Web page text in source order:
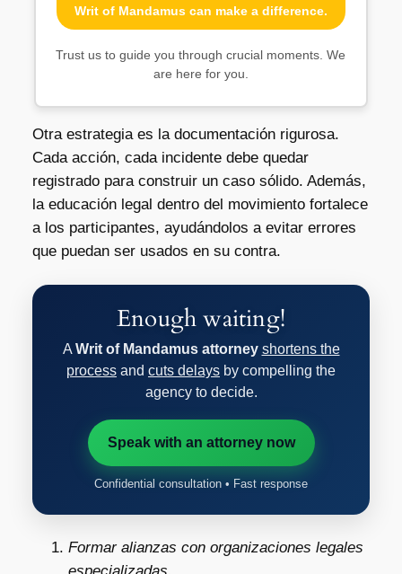
Writ of Mandamus can make a difference.
Trust us to guide you through crucial moments. We
are here for you.
Otra estrategia es la documentación rigurosa.
Cada acción, cada incidente debe quedar
registrado para construir un caso sólido. Además,
la educación legal dentro del movimiento fortalece
a los participantes, ayudándolos a evitar errores
que puedan ser usados en su contra.
Enough waiting!
A Writ of Mandamus attorney shortens the
process and cuts delays by compelling the
agency to decide.
Speak with an attorney now
Confidential consultation • Fast response
Formar alianzas con organizaciones legales